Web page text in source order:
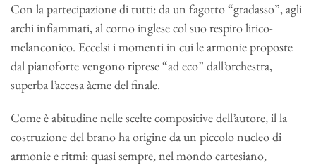
Con la partecipazione di tutti: da un fagotto “gradasso”, agli
archi infiammati, al corno inglese col suo respiro lirico-
melanconico. Eccelsi i momenti in cui le armonie proposte
dal pianoforte vengono riprese “ad eco” dall’orchestra,
superba l’accesa àcme del finale.
Come è abitudine nelle scelte compositive dell’autore, il la
costruzione del brano ha origine da un piccolo nucleo di
armonie e ritmi: quasi sempre, nel mondo cartesiano,